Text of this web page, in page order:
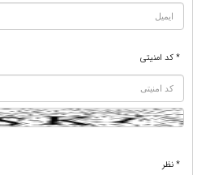
* کد امنیتی
* نظر